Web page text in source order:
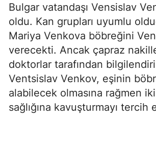
Bulgar vatandaşı Vensislav
oldu. Kan grupları uyumlu
Mariya Venkova böbreğini
verecekti. Ancak çapraz
doktorlar tarafından
Ventsislav Venkov, eşinin
alabilecek olmasına rağmen
sağlığına kavuşturmayı tercih